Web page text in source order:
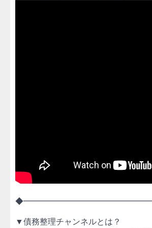
▼債務整理チャンネルとは？